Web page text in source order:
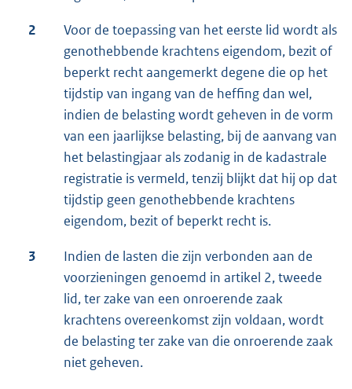
2
Voor de toepassing van het eerste lid wordt als
genothebbende krachtens eigendom, bezit of
beperkt recht aangemerkt degene die op het
tijdstip van ingang van de heffing dan wel,
indien de belasting wordt geheven in de vorm
van een jaarlijkse belasting, bij de aanvang van
het belastingjaar als zodanig in de kadastrale
registratie is vermeld, tenzij blijkt dat hij op dat
tijdstip geen genothebbende krachtens
eigendom, bezit of beperkt recht is.
3
Indien de lasten die zijn verbonden aan de
voorzieningen genoemd in artikel 2, tweede
lid, ter zake van een onroerende zaak
krachtens overeenkomst zijn voldaan, wordt
de belasting ter zake van die onroerende zaak
niet geheven.